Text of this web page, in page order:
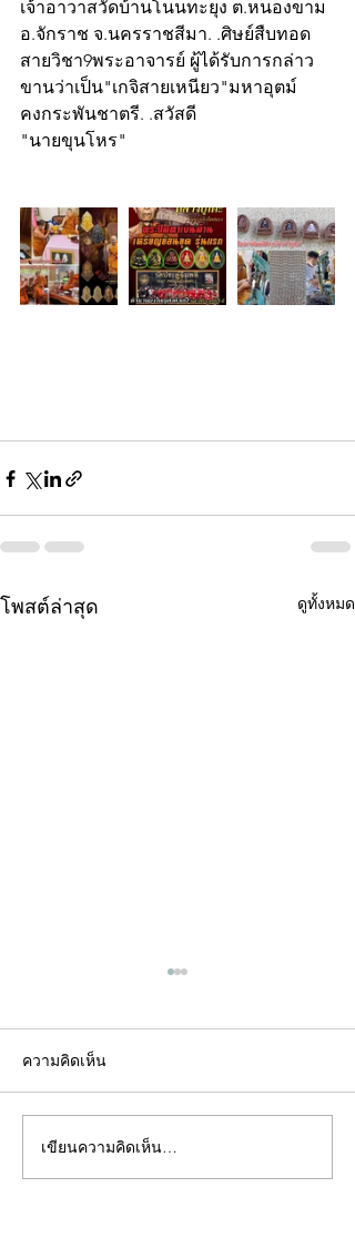
เจ้าอาวาสวัดบ้านโนนทะยุง ต.หนองขาม
อ.จักราช จ.นครราชสีมา. .ศิษย์สืบทอด
สายวิชา9พระอาจารย์ ผู้ได้รับการกล่าว
ขานว่าเป็น"เกจิสายเหนียว"มหาอุตม์
คงกระพันชาตรี. .สวัสดี
"นายขุนโหร"
โพสต์ล่าสุด ดูทั้งหมด
คอลัมน์"จับชีพจรวงการ
พระ"ประจำพุธที่ 29
ความคิดเห็น
เขียนความคิดเห็น…